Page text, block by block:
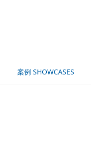
案例 SHOWCASES